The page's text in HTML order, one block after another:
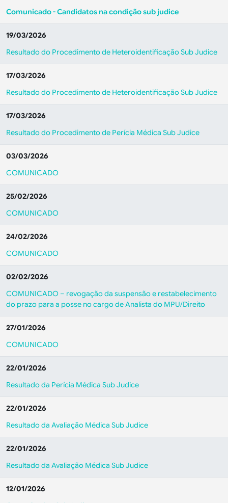
Comunicado - Candidatos na condição sub judice
19/03/2026
Resultado do Procedimento de Heteroidentificação Sub Judice
17/03/2026
Resultado do Procedimento de Heteroidentificação Sub Judice
17/03/2026
Resultado do Procedimento de Perícia Médica Sub Judice
03/03/2026
COMUNICADO
25/02/2026
COMUNICADO
24/02/2026
COMUNICADO
02/02/2026
COMUNICADO – revogação da suspensão e restabelecimento
do prazo para a posse no cargo de Analista do MPU/Direito
27/01/2026
COMUNICADO
22/01/2026
Resultado da Perícia Médica Sub Judice
22/01/2026
Resultado da Avaliação Médica Sub Judice
22/01/2026
Resultado da Avaliação Médica Sub Judice
12/01/2026